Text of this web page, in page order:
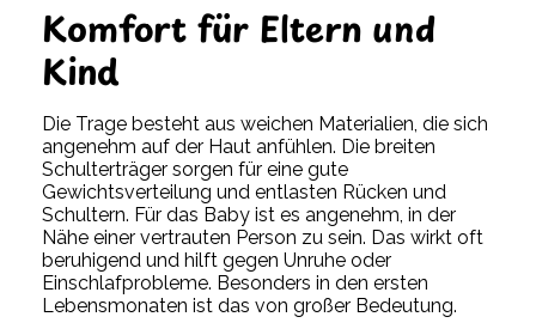
Komfort für Eltern und
Kind
Die Trage besteht aus weichen Materialien, die sich
angenehm auf der Haut anfühlen. Die breiten
Schulterträger sorgen für eine gute
Gewichtsverteilung und entlasten Rücken und
Schultern. Für das Baby ist es angenehm, in der
Nähe einer vertrauten Person zu sein. Das wirkt oft
beruhigend und hilft gegen Unruhe oder
Einschlafprobleme. Besonders in den ersten
Lebensmonaten ist das von großer Bedeutung.